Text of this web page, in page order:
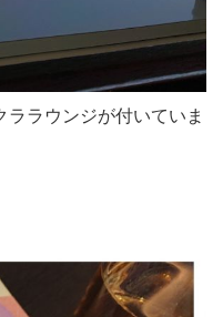
ララウンジが付いていま